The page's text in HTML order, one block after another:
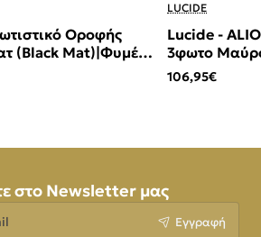
Οροφής
(Black Mat)|Φυμέ
LUCIDE
Lucide -
3φωτο
(Smoke)
106,95€
στο Newsletter μας
Εγγραφή